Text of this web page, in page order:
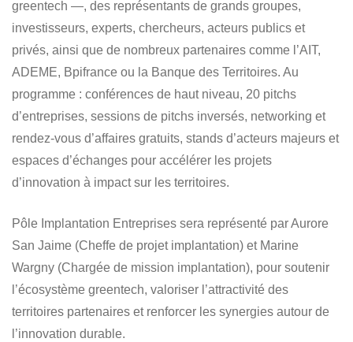
greentech —, des représentants de grands groupes,
investisseurs, experts, chercheurs, acteurs publics et
privés, ainsi que de nombreux partenaires comme l’AIT,
ADEME, Bpifrance ou la Banque des Territoires. Au
programme : conférences de haut niveau, 20 pitchs
d’entreprises, sessions de pitchs inversés, networking et
rendez-vous d’affaires gratuits, stands d’acteurs majeurs et
espaces d’échanges pour accélérer les projets
d’innovation à impact sur les territoires.
Pôle Implantation Entreprises sera représenté par Aurore
San Jaime (Cheffe de projet implantation) et Marine
Wargny (Chargée de mission implantation), pour soutenir
l’écosystème greentech, valoriser l’attractivité des
territoires partenaires et renforcer les synergies autour de
l’innovation durable.